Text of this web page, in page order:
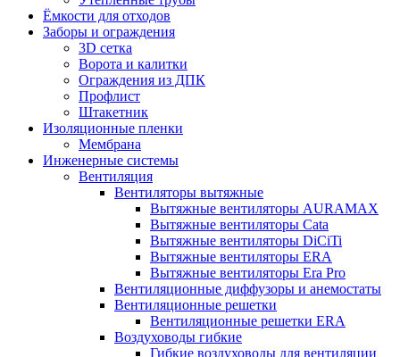
Ёмкости для отходов
Заборы и ограждения
3D сетка
Ворота и калитки
Ограждения из ДПК
Профлист
Штакетник
Изоляционные пленки
Мембрана
Инженерные системы
Вентиляция
Вентиляторы вытяжные
Вытяжные вентиляторы AURAMAX
Вытяжные вентиляторы Cata
Вытяжные вентиляторы DiCiTi
Вытяжные вентиляторы ERA
Вытяжные вентиляторы Era Pro
Вентиляционные диффузоры и анемостаты
Вентиляционные решетки
Вентиляционные решетки ERA
Воздуховоды гибкие
Гибкие воздуховоды для вентиляции